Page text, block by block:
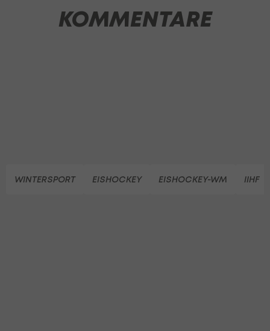
KOMMENTARE
WINTERSPORT EISHOCKEY EISHOCKEY-WM IIHF